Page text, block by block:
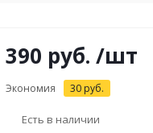
390 руб. /шт
Экономия 30 руб.
Есть в наличии